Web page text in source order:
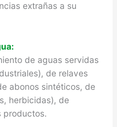
extrañas a su
de aguas servidas
de relaves
abonos sintéticos, de
herbicidas), de
productos.